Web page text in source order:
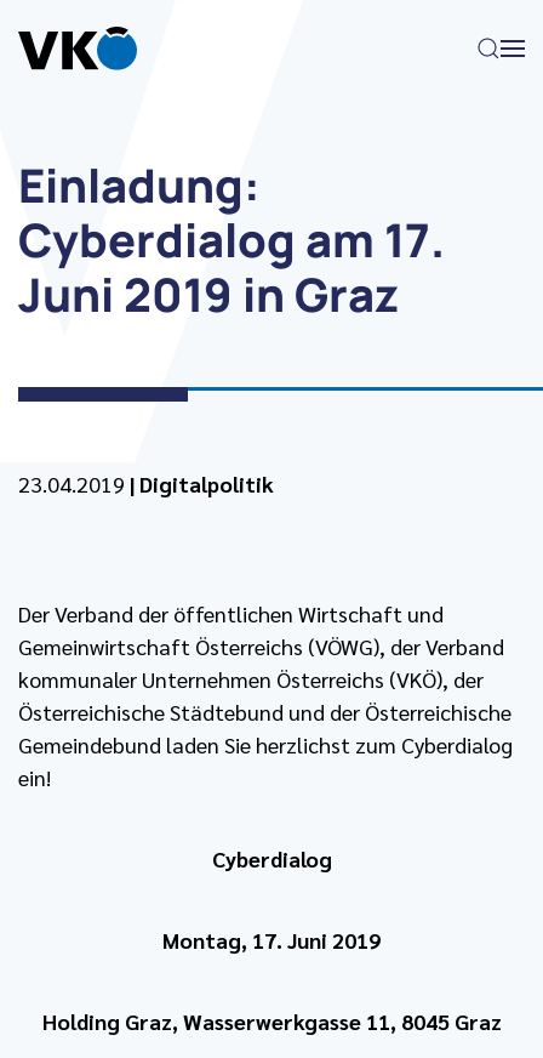
Zum Hauptinhalt springen
Einladung:
Cyberdialog am 17.
Juni 2019 in Graz
23.04.2019 | Digitalpolitik
Der Verband der öffentlichen Wirtschaft und
Gemeinwirtschaft Österreichs (VÖWG), der Verband
kommunaler Unternehmen Österreichs (VKÖ), der
Österreichische Städtebund und der Österreichische
Gemeindebund laden Sie herzlichst zum Cyberdialog
ein!
Cyberdialog
Montag, 17. Juni 2019
Holding Graz, Wasserwerkgasse 11, 8045 Graz